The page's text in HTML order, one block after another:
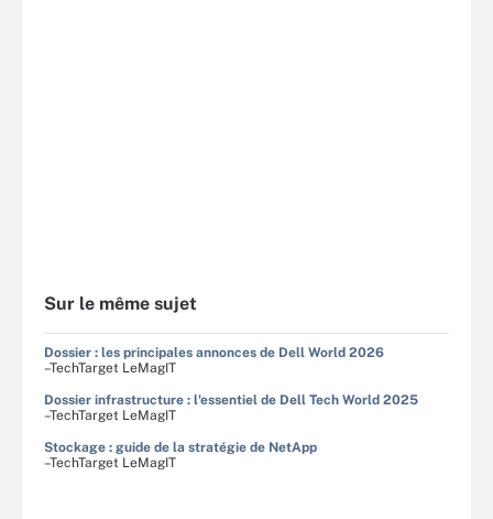
Sur le même sujet
Dossier : les principales annonces de Dell World 2026
–TechTarget LeMagIT
Dossier infrastructure : l'essentiel de Dell Tech World 2025
–TechTarget LeMagIT
Stockage : guide de la stratégie de NetApp
–TechTarget LeMagIT